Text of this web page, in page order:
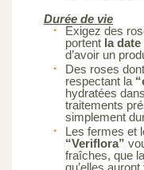
Durée de vie
Exigez des
portent la date
d’avoir un
Des roses
respectant la
hydratées
traitements
simplement
Les fermes et
“Veriflora”
fraîches, que
qu’elles